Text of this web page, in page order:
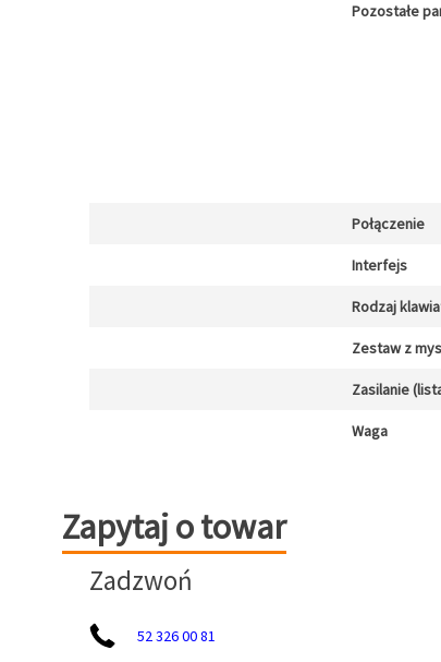
Pozostałe
Połączenie
Interfejs
Rodzaj
Zestaw z
Zasilanie
Waga
Zapytaj o towar
Zapytaj o towar
Zadzwoń
52 326 00 81